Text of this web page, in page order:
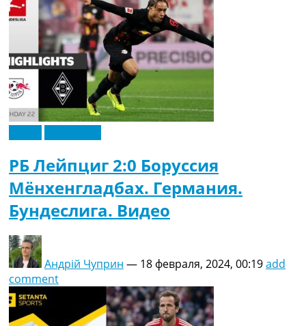
РБ Лейпциг 2:0 Боруссия
Мёнхенгладбах. Германия.
Бундеслига. Видео
Андрій Чуприн — 18 февраля, 2024, 00:19add
comment